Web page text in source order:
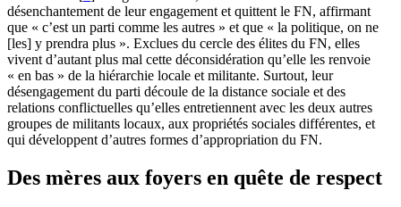
désenchantement de leur engagement et quittent le FN, affirmant
que « c’est un parti comme les autres » et que « la politique, on ne
[les] y prendra plus ». Exclues du cercle des élites du FN, elles
vivent d’autant plus mal cette déconsidération qu’elle les renvoie
« en bas » de la hiérarchie locale et militante. Surtout, leur
désengagement du parti découle de la distance sociale et des
relations conflictuelles qu’elles entretiennent avec les deux autres
groupes de militants locaux, aux propriétés sociales différentes, et
qui développent d’autres formes d’appropriation du FN.
Des mères aux foyers en quête de respect